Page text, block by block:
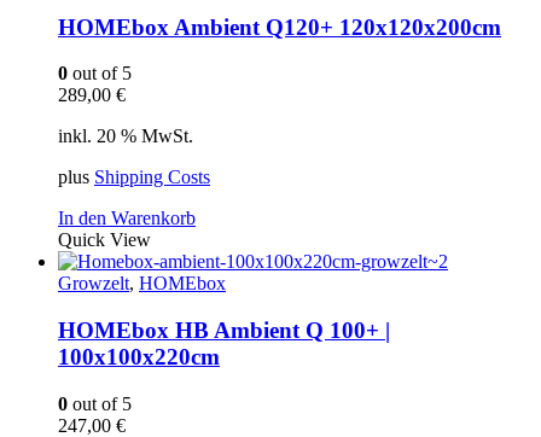
HOMEbox Ambient Q120+ 120x120x200cm
0 out of 5
289,00 €
inkl. 20 % MwSt.
plus Shipping Costs
In den Warenkorb
Quick View
Growzelt, HOMEbox
HOMEbox HB Ambient Q 100+ |
100x100x220cm
0 out of 5
247,00 €